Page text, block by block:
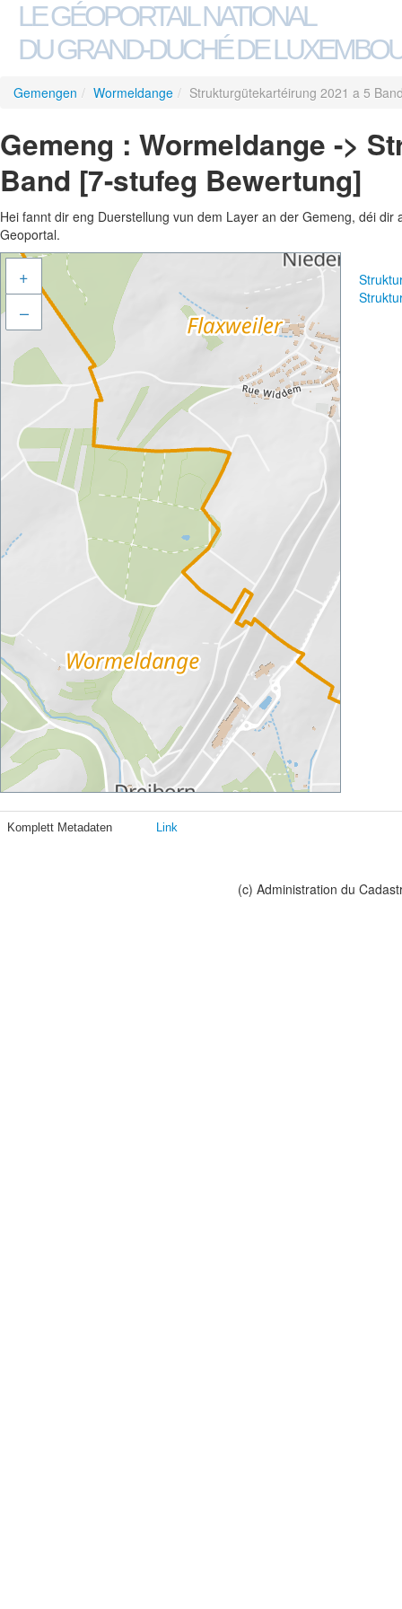
LE GÉOPORTAIL NATIONAL
DU GRAND-DUCHÉ DE
Gemengen / Wormeldange / Strukturgütekartéirung 2021 a 5
Gemeng : Wormeldange ->
Band [7-stufeg Bewertung]
Hei fannt dir eng Duerstellung vun dem Layer an der Gemeng, déi
Geoportal.
+
–
Komplett Metadaten Link
(c) Administration du